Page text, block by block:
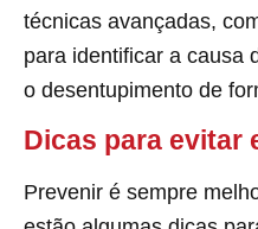
técnicas avançadas,
para identificar a causa
o desentupimento de
Dicas para evitar
Prevenir é sempre